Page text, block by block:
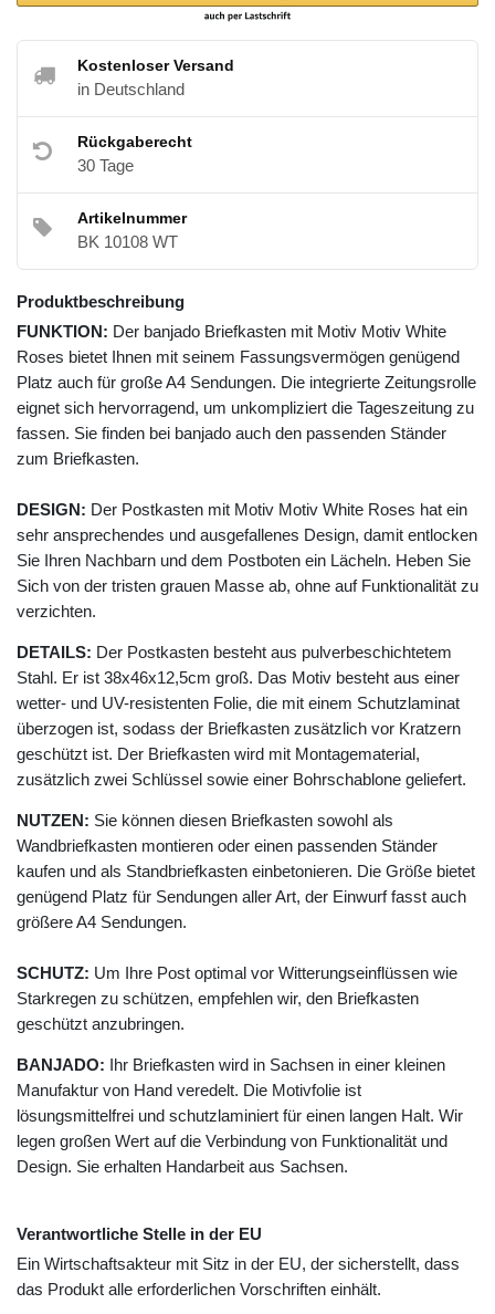
Kostenloser Versand
in Deutschland
Rückgaberecht
30 Tage
Artikelnummer
BK 10108 WT
Produktbeschreibung
FUNKTION: Der banjado Briefkasten mit Motiv Motiv White
Roses bietet Ihnen mit seinem Fassungsvermögen genügend
Platz auch für große A4 Sendungen. Die integrierte Zeitungsrolle
eignet sich hervorragend, um unkompliziert die Tageszeitung zu
fassen. Sie finden bei banjado auch den passenden Ständer
zum Briefkasten.
DESIGN: Der Postkasten mit Motiv Motiv White Roses hat ein
sehr ansprechendes und ausgefallenes Design, damit entlocken
Sie Ihren Nachbarn und dem Postboten ein Lächeln. Heben Sie
Sich von der tristen grauen Masse ab, ohne auf Funktionalität zu
verzichten.
DETAILS: Der Postkasten besteht aus pulverbeschichtetem
Stahl. Er ist 38x46x12,5cm groß. Das Motiv besteht aus einer
wetter- und UV-resistenten Folie, die mit einem Schutzlaminat
überzogen ist, sodass der Briefkasten zusätzlich vor Kratzern
geschützt ist. Der Briefkasten wird mit Montagematerial,
zusätzlich zwei Schlüssel sowie einer Bohrschablone geliefert.
NUTZEN: Sie können diesen Briefkasten sowohl als
Wandbriefkasten montieren oder einen passenden Ständer
kaufen und als Standbriefkasten einbetonieren. Die Größe bietet
genügend Platz für Sendungen aller Art, der Einwurf fasst auch
größere A4 Sendungen.
SCHUTZ: Um Ihre Post optimal vor Witterungseinflüssen wie
Starkregen zu schützen, empfehlen wir, den Briefkasten
geschützt anzubringen.
BANJADO: Ihr Briefkasten wird in Sachsen in einer kleinen
Manufaktur von Hand veredelt. Die Motivfolie ist
lösungsmittelfrei und schutzlaminiert für einen langen Halt. Wir
legen großen Wert auf die Verbindung von Funktionalität und
Design. Sie erhalten Handarbeit aus Sachsen.
Verantwortliche Stelle in der EU
Ein Wirtschaftsakteur mit Sitz in der EU, der sicherstellt, dass
das Produkt alle erforderlichen Vorschriften einhält.